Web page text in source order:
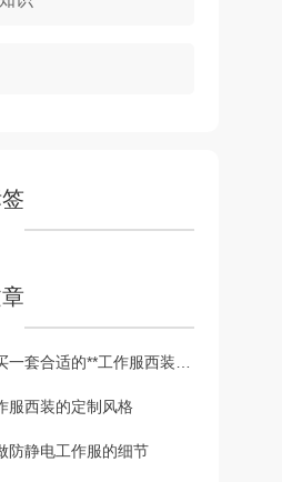
你不能买一套合适的**工作服西装吗？
服西装的定制风格
防静电工作服的细节